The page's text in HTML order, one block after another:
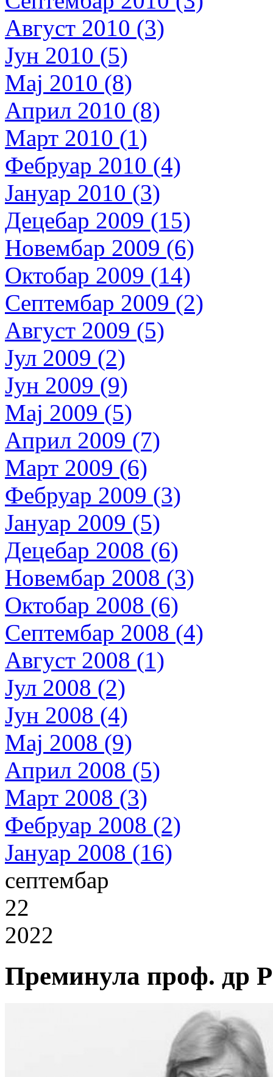
Август 2010 (3)
Јун 2010 (5)
Мај 2010 (8)
Април 2010 (8)
Март 2010 (1)
Фебруар 2010 (4)
Јануар 2010 (3)
Децебар 2009 (15)
Новембар 2009 (6)
Октобар 2009 (14)
Септембар 2009 (2)
Август 2009 (5)
Јул 2009 (2)
Јун 2009 (9)
Мај 2009 (5)
Април 2009 (7)
Март 2009 (6)
Фебруар 2009 (3)
Јануар 2009 (5)
Децебар 2008 (6)
Новембар 2008 (3)
Октобар 2008 (6)
Септембар 2008 (4)
Август 2008 (1)
Јул 2008 (2)
Јун 2008 (4)
Мај 2008 (9)
Април 2008 (5)
Март 2008 (3)
Фебруар 2008 (2)
Јануар 2008 (16)
септембар
22
2022
Преминула проф. др